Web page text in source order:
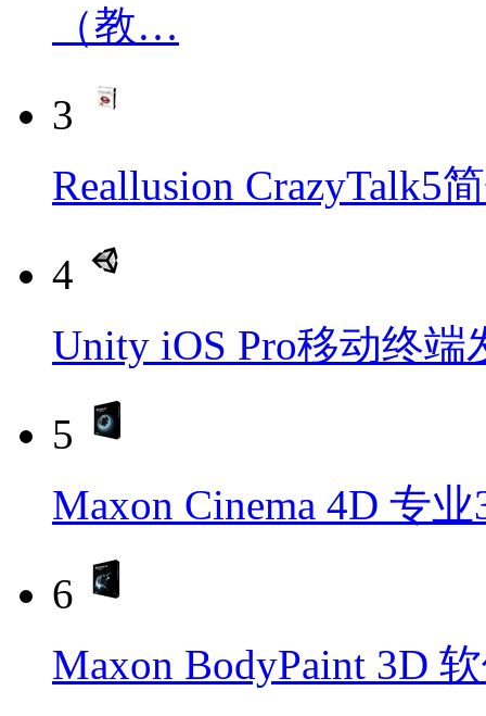
（教…
3
Reallusion CrazyTalk5
4
Unity iOS Pro移动终端
5
Maxon Cinema 4D 专
6
Maxon BodyPaint 3D